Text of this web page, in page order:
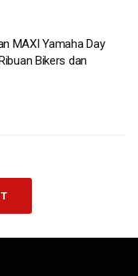
MAXI Yamaha Day
Bikers dan